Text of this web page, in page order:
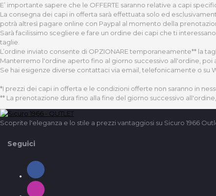
E’ importante sapere che le OFFERTE saranno relative a capi
La consegna dei capi in offerta sarà effettuata solo ed
potrà altresì pagare online con Paypal al momento della
Sarà facilissimo scegliere e fare un ordine dei capi che ti
taglie.
L’ordine inviato consente di OPZIONARE temporaneamente** la
Manterremo l'ordine aperto fino al giorno successivo all'ordine, poi
Se hai esigenze diverse contattaci via email, telefonicamente o su
*I prezzi dei capi in offerta e le condizioni offerte non saranno in
** La prenotazione dura fino alla fine del giorno successivo
Scoprite l'eleganza e lo stile a prezzi vantaggiosi su Sicuro 1966
Seguici